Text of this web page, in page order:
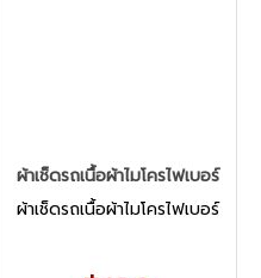
ผ้าเช็ดรถเนื้อผ้าไมโครไฟเบอร์
ผ้าเช็ดรถเนื้อผ้าไมโครไฟเบอร์